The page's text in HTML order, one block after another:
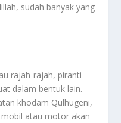
sudah banyak yang
rajah-rajah, piranti
dalam bentuk lain.
khodam Qulhugeni,
atau motor akan